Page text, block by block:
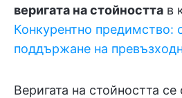
веригата на стойността в
Конкурентно предимство:
поддържане на
Веригата на стойността